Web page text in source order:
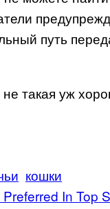
путь
такая уж
кошки
In Top